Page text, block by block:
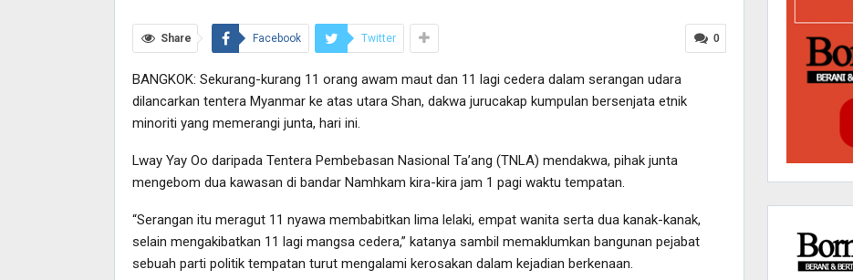
0
Share Facebook Twitter
BANGKOK: Sekurang-kurang 11 orang awam maut dan 11 lagi cedera dalam serangan udara
dilancarkan tentera Myanmar ke atas utara Shan, dakwa jurucakap kumpulan bersenjata etnik
minoriti yang memerangi junta, hari ini.
Lway Yay Oo daripada Tentera Pembebasan Nasional Ta’ang (TNLA) mendakwa, pihak junta
mengebom dua kawasan di bandar Namhkam kira-kira jam 1 pagi waktu tempatan.
“Serangan itu meragut 11 nyawa membabitkan lima lelaki, empat wanita serta dua kanak-kanak,
selain mengakibatkan 11 lagi mangsa cedera,” katanya sambil memaklumkan bangunan pejabat
sebuah parti politik tempatan turut mengalami kerosakan dalam kejadian berkenaan.